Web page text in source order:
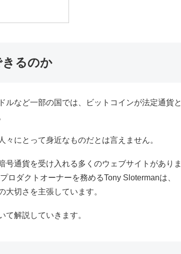
るのか
ルなど一部の国では、ビットコインが法定通貨と
にとって身近なものだとは言えません。
通貨を受け入れる多くのウェブサイトがありま
ロダクトオーナーを務めるTony Slotermanは、
切さを主張しています。
解説していきます。